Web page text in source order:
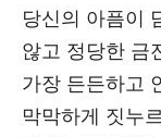
당신의 아픔이
않고 정당한 금
가장 든든하고
막막하게 짓누